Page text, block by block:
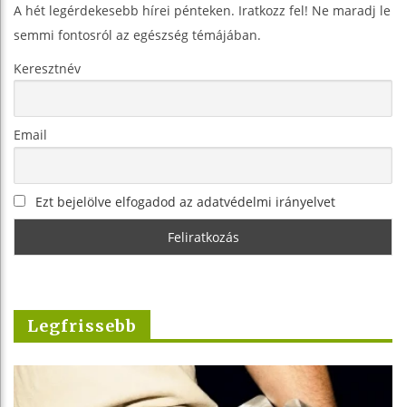
A hét legérdekesebb hírei pénteken. Iratkozz fel! Ne maradj le
semmi fontosról az egészség témájában.
Keresztnév
Email
Ezt bejelölve elfogadod az adatvédelmi irányelvet
Legfrissebb